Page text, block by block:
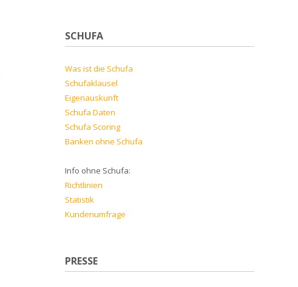
SCHUFA
Was ist die Schufa
Schufaklausel
Eigenauskunft
Schufa Daten
Schufa Scoring
Banken ohne Schufa
Info ohne Schufa:
Richtlinien
Statistik
Kundenumfrage
PRESSE